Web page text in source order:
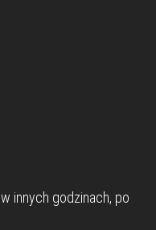
w innych godzinach, po